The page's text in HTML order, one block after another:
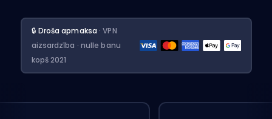
🔒 Droša apmaksa · VPN
aizsardzība · nulle banu
kopš 2021